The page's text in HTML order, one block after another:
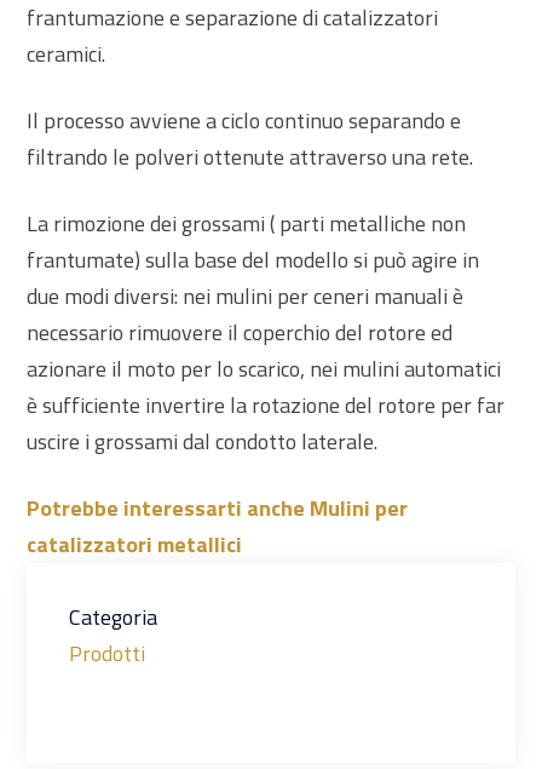
frantumazione e separazione di catalizzatori
ceramici.
Il processo avviene a ciclo continuo separando e
filtrando le polveri ottenute attraverso una rete.
La rimozione dei grossami ( parti metalliche non
frantumate) sulla base del modello si può agire in
due modi diversi: nei mulini per ceneri manuali è
necessario rimuovere il coperchio del rotore ed
azionare il moto per lo scarico, nei mulini automatici
è sufficiente invertire la rotazione del rotore per far
uscire i grossami dal condotto laterale.
Potrebbe interessarti anche Mulini per
catalizzatori metallici
Categoria
Prodotti